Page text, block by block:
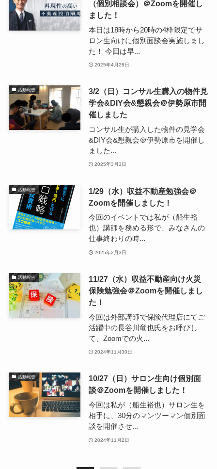
（個別相談会）＠Zoomを開催し
ました！
本日は18時から20時の4枠限定でサ
ロン生向けに個別面談会実施しまし
た！ 今回は早...
2025年4月28日
活動報告
3/2（日）コンサル生購入の物件見
学会&DIY会&懇親会＠伊勢原市開
催しました
コンサル生が購入した物件の見学会
&DIY会&懇親会＠伊勢原市を開催し
ました...
2025年3月3日
活動報告
1/29（水）収益不動産勉強会＠
Zoomを開催しました！
今回のイベントでは私が（船生裕
也）講師を務める形で、みなさんの
仕事終わりの時...
2025年2月3日
活動報告
11/27（水）収益不動産向け火災
保険勉強会＠Zoomを開催しまし
た！
今回は外部講師で保険代理店にてご
活躍中の長谷川竜也氏をお呼びし
て、Zoomでの火...
2024年11月30日
活動報告
10/27（日）サロン生向け個別面
談＠Zoomを開催しました！
今回は私が（船生裕也）サロン生を
相手に、30分のマンツーマン個別面
談を開催させ...
2024年11月2日